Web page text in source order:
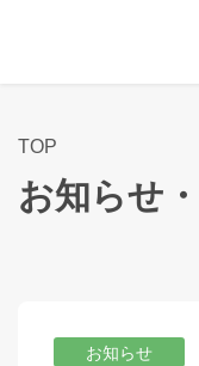
TOP
お知らせ
お知らせ